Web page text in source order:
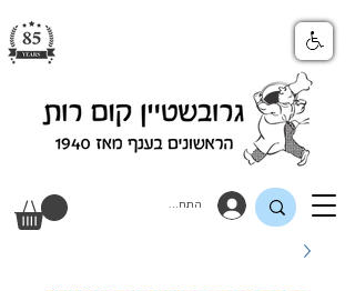
התחבר